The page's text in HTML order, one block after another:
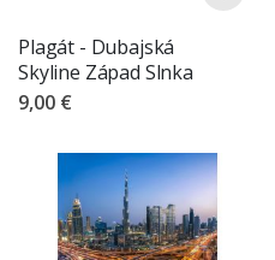
Plagát - Dubajská
Skyline Západ Slnka
9,00 €